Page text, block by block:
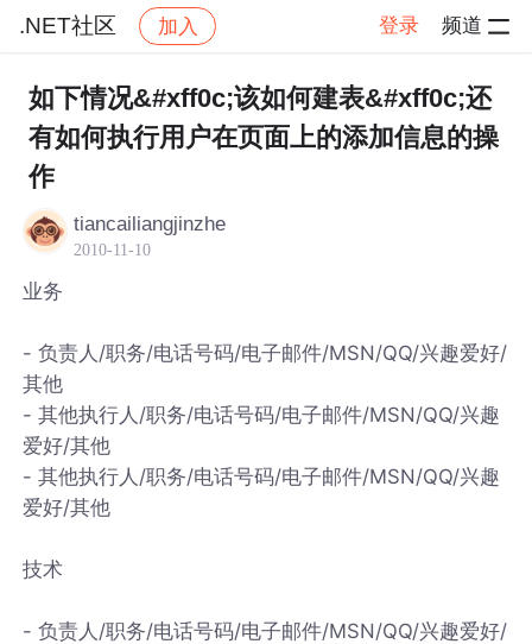
.NET社区 加入 登录 频道
社区 .NET社区 帖子详情
如下情况&#xff0c;该如何建表&#xff0c;还
有如何执行用户在页面上的添加信息的操
作
tiancailiangjinzhe
2010-11-10
业务
- 负责人/职务/电话号码/电子邮件/MSN/QQ/兴趣爱好/
其他
- 其他执行人/职务/电话号码/电子邮件/MSN/QQ/兴趣
爱好/其他
- 其他执行人/职务/电话号码/电子邮件/MSN/QQ/兴趣
爱好/其他
技术
- 负责人/职务/电话号码/电子邮件/MSN/QQ/兴趣爱好/